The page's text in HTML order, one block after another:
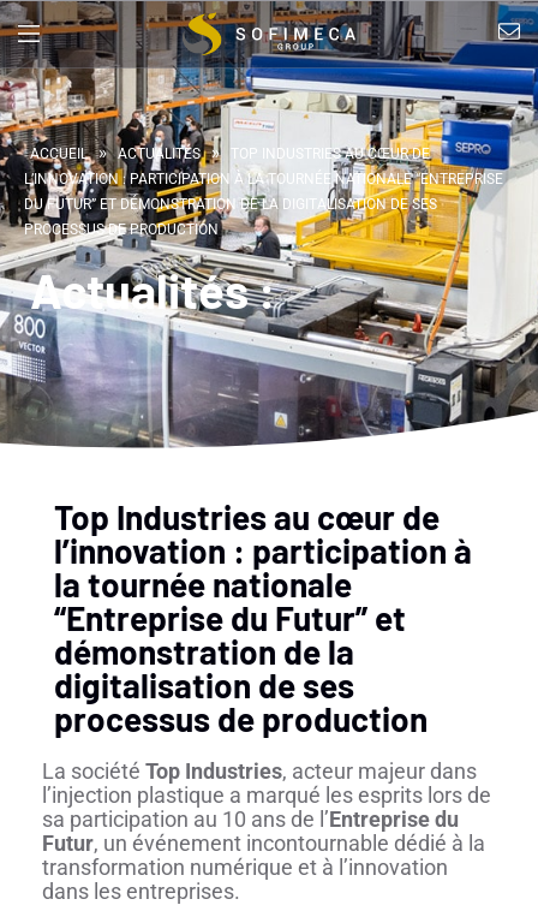
ACCUEIL » ACTUALITÉS »
TOP INDUSTRIES AU CŒUR DE
L’INNOVATION : PARTICIPATION À LA TOURNÉE NATIONALE “ENTREPRISE
DU FUTUR” ET DÉMONSTRATION DE LA DIGITALISATION DE SES
PROCESSUS DE PRODUCTION
Actualités :
Top Industries au cœur de
l’innovation : participation à
la tournée nationale
“Entreprise du Futur” et
démonstration de la
digitalisation de ses
processus de production
La société Top Industries, acteur majeur dans
l’injection plastique a marqué les esprits lors de
sa participation au 10 ans de l’Entreprise du
Futur, un événement incontournable dédié à la
transformation numérique et à l’innovation
dans les entreprises.